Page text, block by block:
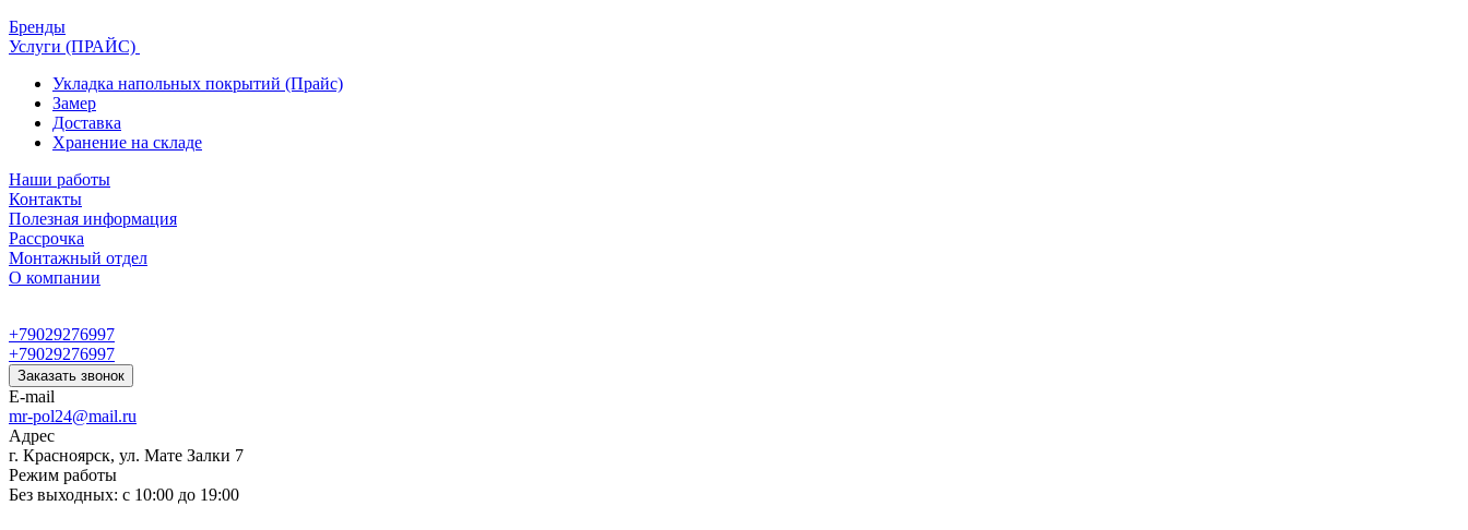
Бренды
Услуги (ПРАЙС)
Укладка напольных покрытий (Прайс)
Замер
Доставка
Хранение на складе
Наши работы
Контакты
Полезная информация
Рассрочка
Монтажный отдел
О компании
+79029276997
+79029276997
Заказать звонок
E-mail
mr-pol24@mail.ru
Адрес
г. Красноярск, ул. Мате Залки 7
Режим работы
Без выходных: с 10:00 до 19:00